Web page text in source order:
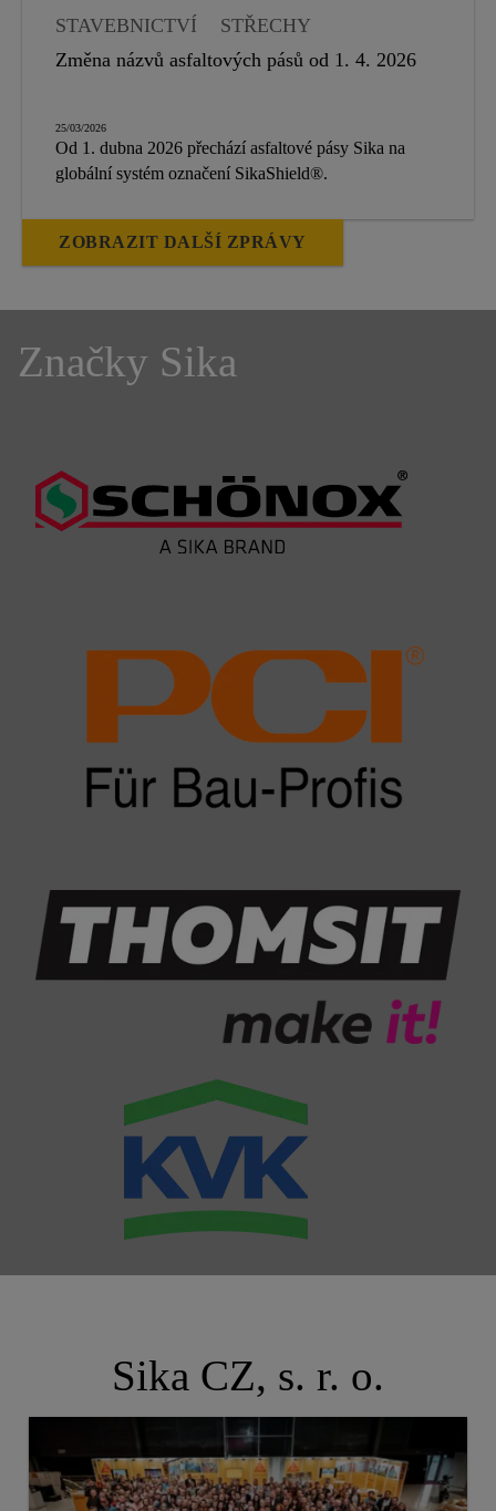
STAVEBNICTVÍ
STŘECHY
HYDROIZOLACE
Změna názvů asfaltových pásů od 1. 4. 2026
25/03/2026
Od 1. dubna 2026 přechází asfaltové pásy Sika na
globální systém označení SikaShield®.
ZOBRAZIT DALŠÍ ZPRÁVY
Značky Sika
Sika CZ, s. r. o.